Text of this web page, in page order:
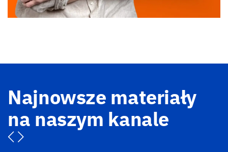
Najnowsze materiały
na naszym kanale